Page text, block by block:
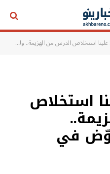
استخلاص الدرس من الهزيمة.. ولمليوي: سنُعوّض في القادم
استخلاص
في